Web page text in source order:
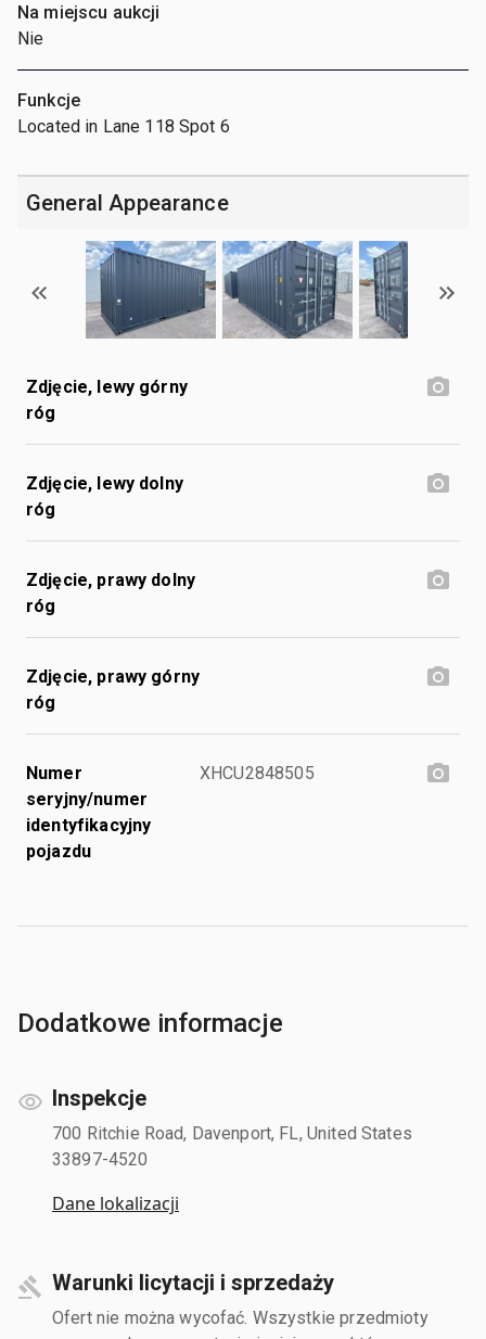
Na miejscu aukcji
Nie
Funkcje
Located in Lane 118 Spot 6
General Appearance
Zdjęcie, lewy górny
róg
Zdjęcie, lewy dolny
róg
Zdjęcie, prawy dolny
róg
Zdjęcie, prawy górny
róg
Numer
seryjny/numer
identyfikacyjny
pojazdu
XHCU2848505
Dodatkowe informacje
Inspekcje
700 Ritchie Road, Davenport, FL, United States
33897-4520
Dane lokalizacji
Warunki licytacji i sprzedaży
Ofert nie można wycofać. Wszystkie przedmioty